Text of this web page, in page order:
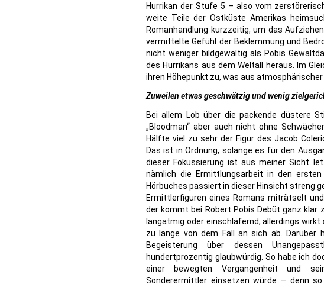
Hurrikan der Stufe 5 – also vom
weite Teile der Ostküste Amerikas
Romanhandlung kurzzeitig, um das
vermittelte Gefühl der Beklemmung und
nicht weniger bildgewaltig als Pobis
des Hurrikans aus dem Weltall heraus. Im
ihren Höhepunkt zu, was aus
Zuweilen etwas geschwätzig und wenig
Bei allem Lob über die packende düstere
„Bloodman“ aber auch nicht ohne
Hälfte viel zu sehr der Figur des Jacob
Das ist in Ordnung, solange es für den
dieser Fokussierung ist aus meiner Sicht
nämlich die Ermittlungsarbeit in den
Hörbuches passiert in dieser Hinsicht streng
Ermittlerfiguren eines Romans miträtselt
der kommt bei Robert Pobis Debüt ganz klar
langatmig oder einschläfernd, allerdings
zu lange von dem Fall an sich ab. Darüber
Begeisterung über dessen
hundertprozentig glaubwürdig. So habe ich
einer bewegten Vergangenheit und
Sonderermittler einsetzen würde – denn